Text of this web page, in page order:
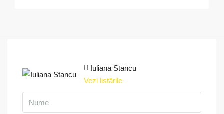
Iuliana Stancu
Vezi listările